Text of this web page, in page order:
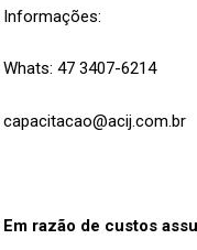
Informações:
Whats: 47 3407-6214
capacitacao@acij.com.br
Em razão de custos